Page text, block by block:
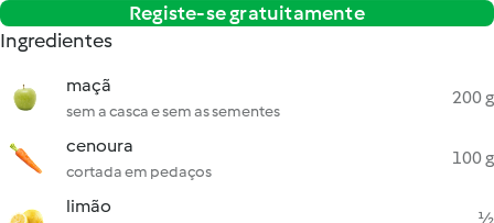
Registe-se gratuitamente
Ingredientes
maçã
sem a casca e sem as sementes
200 g
cenoura
cortada em pedaços
100 g
limão
½